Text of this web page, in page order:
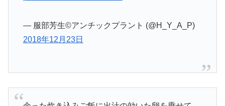
— 服部芳生©︎アンチックプラント (@H_Y_A_P)
2018年12月23日